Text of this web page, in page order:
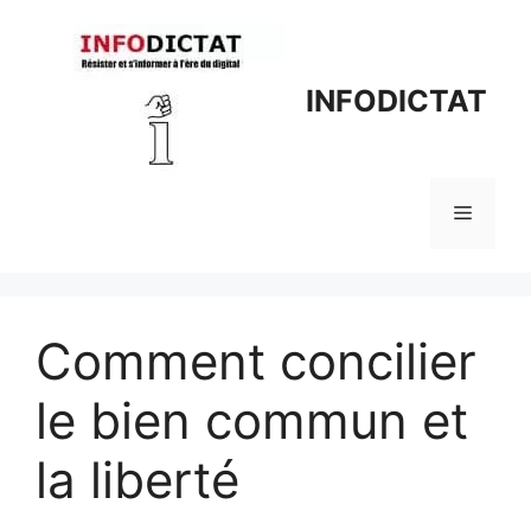
INFODICTAT
Menu
Comment concilier
le bien commun et
la liberté